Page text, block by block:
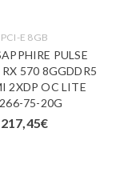
PCI-E 8GB
PULSE
570 8GGDDR5
2XDP OC LITE
75-20G
217,45€